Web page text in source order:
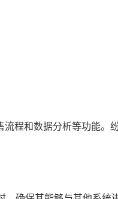
程和数据分析等功能。